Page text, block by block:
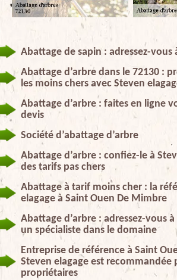
Abattage de sapin : adressez-vous
Abattage d’arbre dans le 72130 :
les moins chers avec Steven
Abattage d’arbre : faites en ligne
devis
Société d’abattage d’arbre
Abattage d’arbre : confiez-le à
des tarifs pas chers
Abattage à tarif moins cher : la
elagage à Saint Ouen De Mimbre
Abattage d’arbre : adressez-vous
un spécialiste dans le domaine
Entreprise de référence à Saint
Steven elagage est recommandée
propriétaires